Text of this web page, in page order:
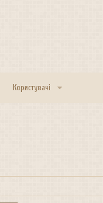
Користувачі